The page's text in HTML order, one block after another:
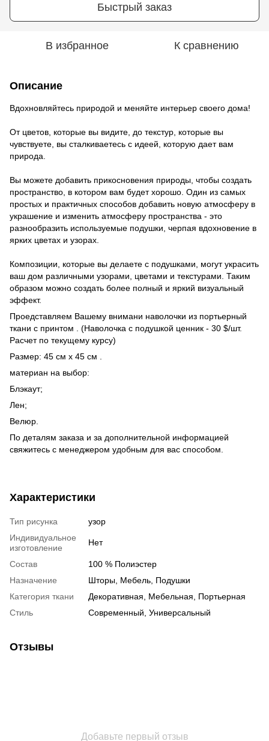
Быстрый заказ
В избранное К сравнению
Описание
Вдохновляйтесь природой и меняйте интерьер своего дома!
От цветов, которые вы видите, до текстур, которые вы
чувствуете, вы сталкиваетесь с идеей, которую дает вам
природа.
Вы можете добавить прикосновения природы, чтобы создать
пространство, в котором вам будет хорошо. Один из самых
простых и практичных способов добавить новую атмосферу в
украшение и изменить атмосферу пространства - это
разнообразить используемые подушки, черпая вдохновение в
ярких цветах и ​​узорах.
Композиции, которые вы делаете с подушками, могут украсить
ваш дом различными узорами, цветами и текстурами. Таким
образом можно создать более полный и яркий визуальный
эффект.
Проедставляем Вашему внимани наволочки из портьерный
ткани с принтом . (Наволочка с подушкой ценник - 30 $/шт.
Расчет по текущему курсу)
Размер: 45 см х 45 см .
материан на выбор:
Блэкаут;
Лен;
Велюр.
По деталям заказа и за дополнительной информацией
свяжитесь с менеджером удобным для вас способом.
Характеристики
Тип рисунка
узор
Индивидуальное
изготовление
Нет
Состав
100 % Полиэстер
Назначение
Шторы, Мебель, Подушки
Категория ткани
Декоративная, Мебельная, Портьерная
Стиль
Современный, Универсальный
Отзывы
Добавьте первый отзыв